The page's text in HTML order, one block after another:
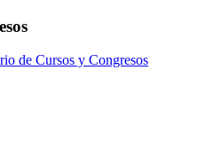
de Cursos y Congresos